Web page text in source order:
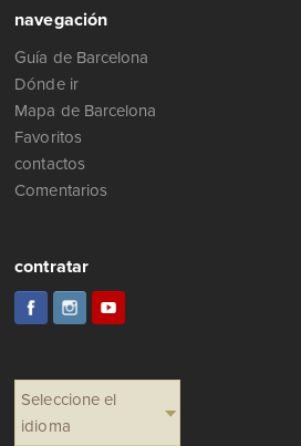
navegación
Guía de Barcelona
Dónde ir
Mapa de Barcelona
Favoritos
contactos
Comentarios
contratar
Seleccione el
idioma